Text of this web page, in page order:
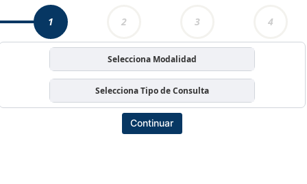
1 2 3 4
Selecciona Modalidad
Selecciona Tipo de Consulta
Continuar